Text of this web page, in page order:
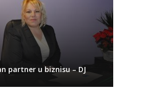
partner u biznisu – DJ